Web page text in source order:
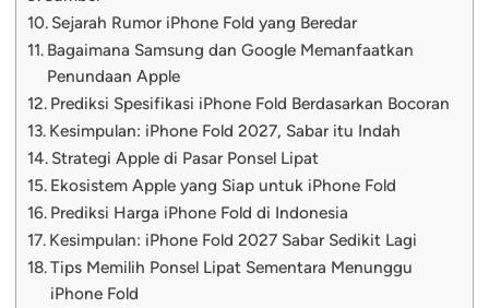
Sejarah Rumor iPhone Fold yang Beredar
Bagaimana Samsung dan Google Memanfaatkan
Penundaan Apple
Prediksi Spesifikasi iPhone Fold Berdasarkan Bocoran
Kesimpulan: iPhone Fold 2027, Sabar itu Indah
Strategi Apple di Pasar Ponsel Lipat
Ekosistem Apple yang Siap untuk iPhone Fold
Prediksi Harga iPhone Fold di Indonesia
Kesimpulan: iPhone Fold 2027 Sabar Sedikit Lagi
Tips Memilih Ponsel Lipat Sementara Menunggu
iPhone Fold